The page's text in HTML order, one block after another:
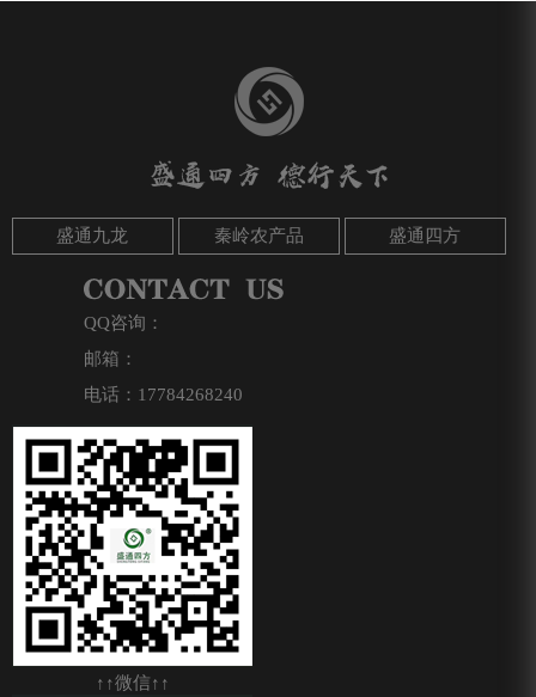
盛通九龙 秦岭农产品 盛通四方
QQ咨询：
邮箱：
电话：17784268240
↑↑微信↑↑